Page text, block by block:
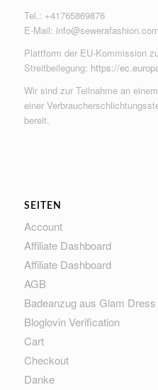
Tel.: +41765869876
E-Mail: info@sewerafashion.com
Plattform der EU-Kommission
Streitbeilegung: https://
Wir sind zur Teilnahme an
einer
bereit.
SEITEN
Account
Affiliate Dashboard
Affiliate Dashboard
AGB
Badeanzug aus Glam
Bloglovin Verification
Cart
Checkout
Danke